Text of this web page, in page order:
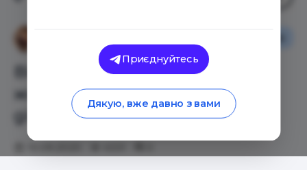
Відео: Як склалося подальше
життя трьох обдарованих
дітей
Приєднуйтесь
Дякую, вже давно з вами